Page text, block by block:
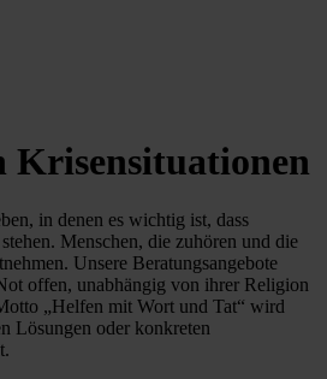
Krisensituationen
in denen es wichtig ist, dass
Menschen, die zuhören und die
Unsere Beratungsangebote
offen, unabhängig von ihrer Religion
„Helfen mit Wort und Tat“ wird
Lösungen oder konkreten